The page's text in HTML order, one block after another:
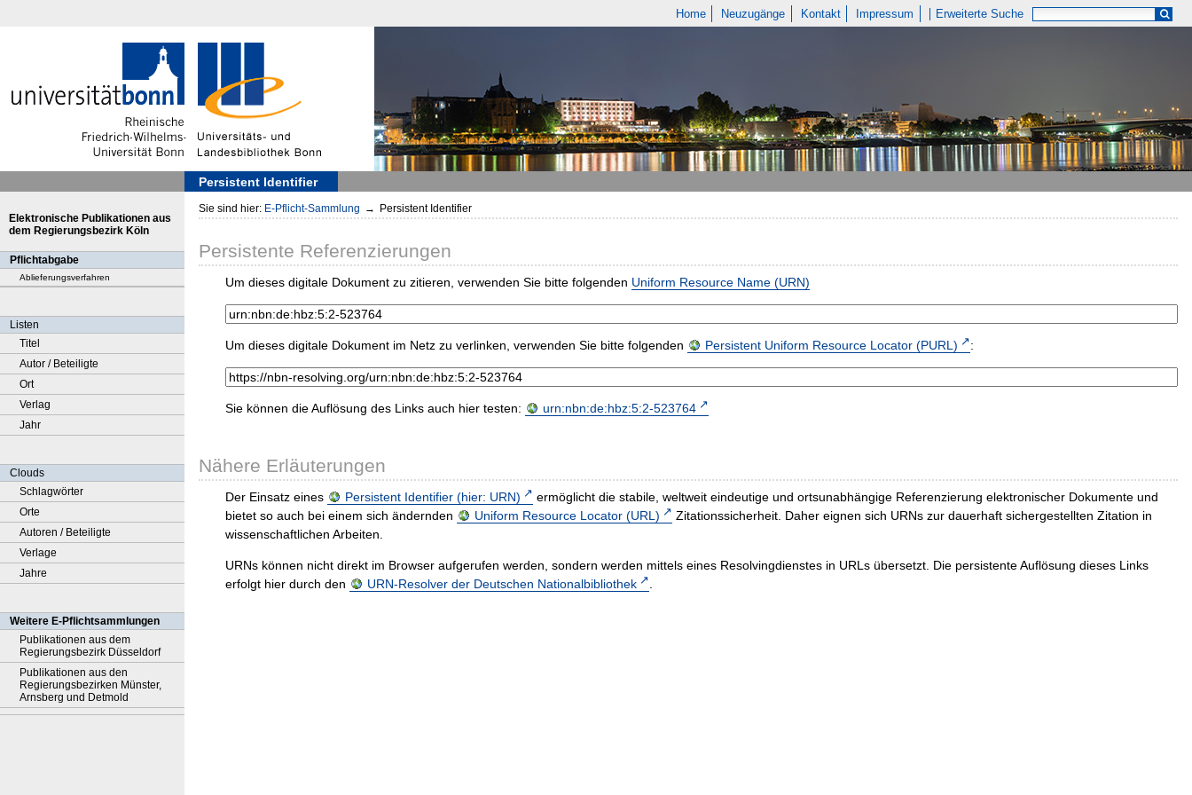
Home Neuzugänge Kontakt Impressum Erweiterte Suche
Persistent Identifier
Elektronische Publikationen aus
dem Regierungsbezirk Köln
Pflichtabgabe
Ablieferungsverfahren
Listen
Titel
Autor / Beteiligte
Ort
Verlag
Jahr
Clouds
Schlagwörter
Orte
Autoren / Beteiligte
Verlage
Jahre
Weitere E-Pflichtsammlungen
Publikationen aus dem
Regierungsbezirk Düsseldorf
Publikationen aus den
Regierungsbezirken Münster,
Arnsberg und Detmold
Sie sind hier: E-Pflicht-Sammlung → Persistent Identifier
Persistente Referenzierungen
Um dieses digitale Dokument zu zitieren, verwenden Sie bitte folgenden Uniform Resource Name (URN)
Um dieses digitale Dokument im Netz zu verlinken, verwenden Sie bitte folgenden Persistent Uniform Resource Locator (PURL) :
Sie können die Auflösung des Links auch hier testen: urn:nbn:de:hbz:5:2-523764
Nähere Erläuterungen
Der Einsatz eines Persistent Identifier (hier: URN)
ermöglicht die stabile, weltweit eindeutige und ortsunabhängige Referenzierung elektronischer Dokumente und
bietet so auch bei einem sich ändernden
Uniform Resource Locator (URL)
Zitationssicherheit. Daher eignen sich URNs zur dauerhaft sichergestellten Zitation in
wissenschaftlichen Arbeiten.
URNs können nicht direkt im Browser aufgerufen werden, sondern werden mittels eines Resolvingdienstes in URLs übersetzt. Die persistente Auflösung dieses Links
erfolgt hier durch den
URN-Resolver der Deutschen Nationalbibliothek .